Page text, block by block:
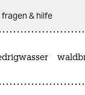
fragen & hilfe